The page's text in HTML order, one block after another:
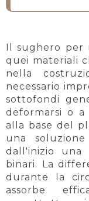
Il sughero
quei materiali
nella
necessario
sottofondi
deformarsi o
alla base del
una
dall'inizio una
binari. La
durante la
assorbe